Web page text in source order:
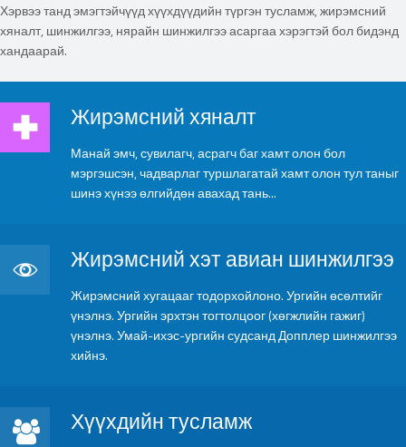
Хэрвээ танд эмэгтэйчүүд хүүхдүүдийн түргэн тусламж, жирэмсний
хяналт, шинжилгээ, нярайн шинжилгээ асаргаа хэрэгтэй бол бидэнд
хандаарай.
Жирэмсний хяналт
Жирэмсний хяналт
Манай эмч, сувилагч, асрагч баг хамт олон бол
мэргэшсэн, чадварлаг туршлагатай хамт олон тул таныг
шинэ хүнээ өлгийдөн авахад тань...
Жирэмсний хэт авиан шинжилгээ
Жирэмсний хэт авиан шинжилгээ
Жирэмсний хугацааг тодорхойлоно. Ургийн өсөлтийг
үнэлнэ. Ургийн эрхтэн тогтолцоог (хөгжлийн гажиг)
үнэлнэ. Умай-ихэс-ургийн судсанд Допплер шинжилгээ
хийнэ.
Хүүхдийн тусламж
Хүүхдийн тусламж